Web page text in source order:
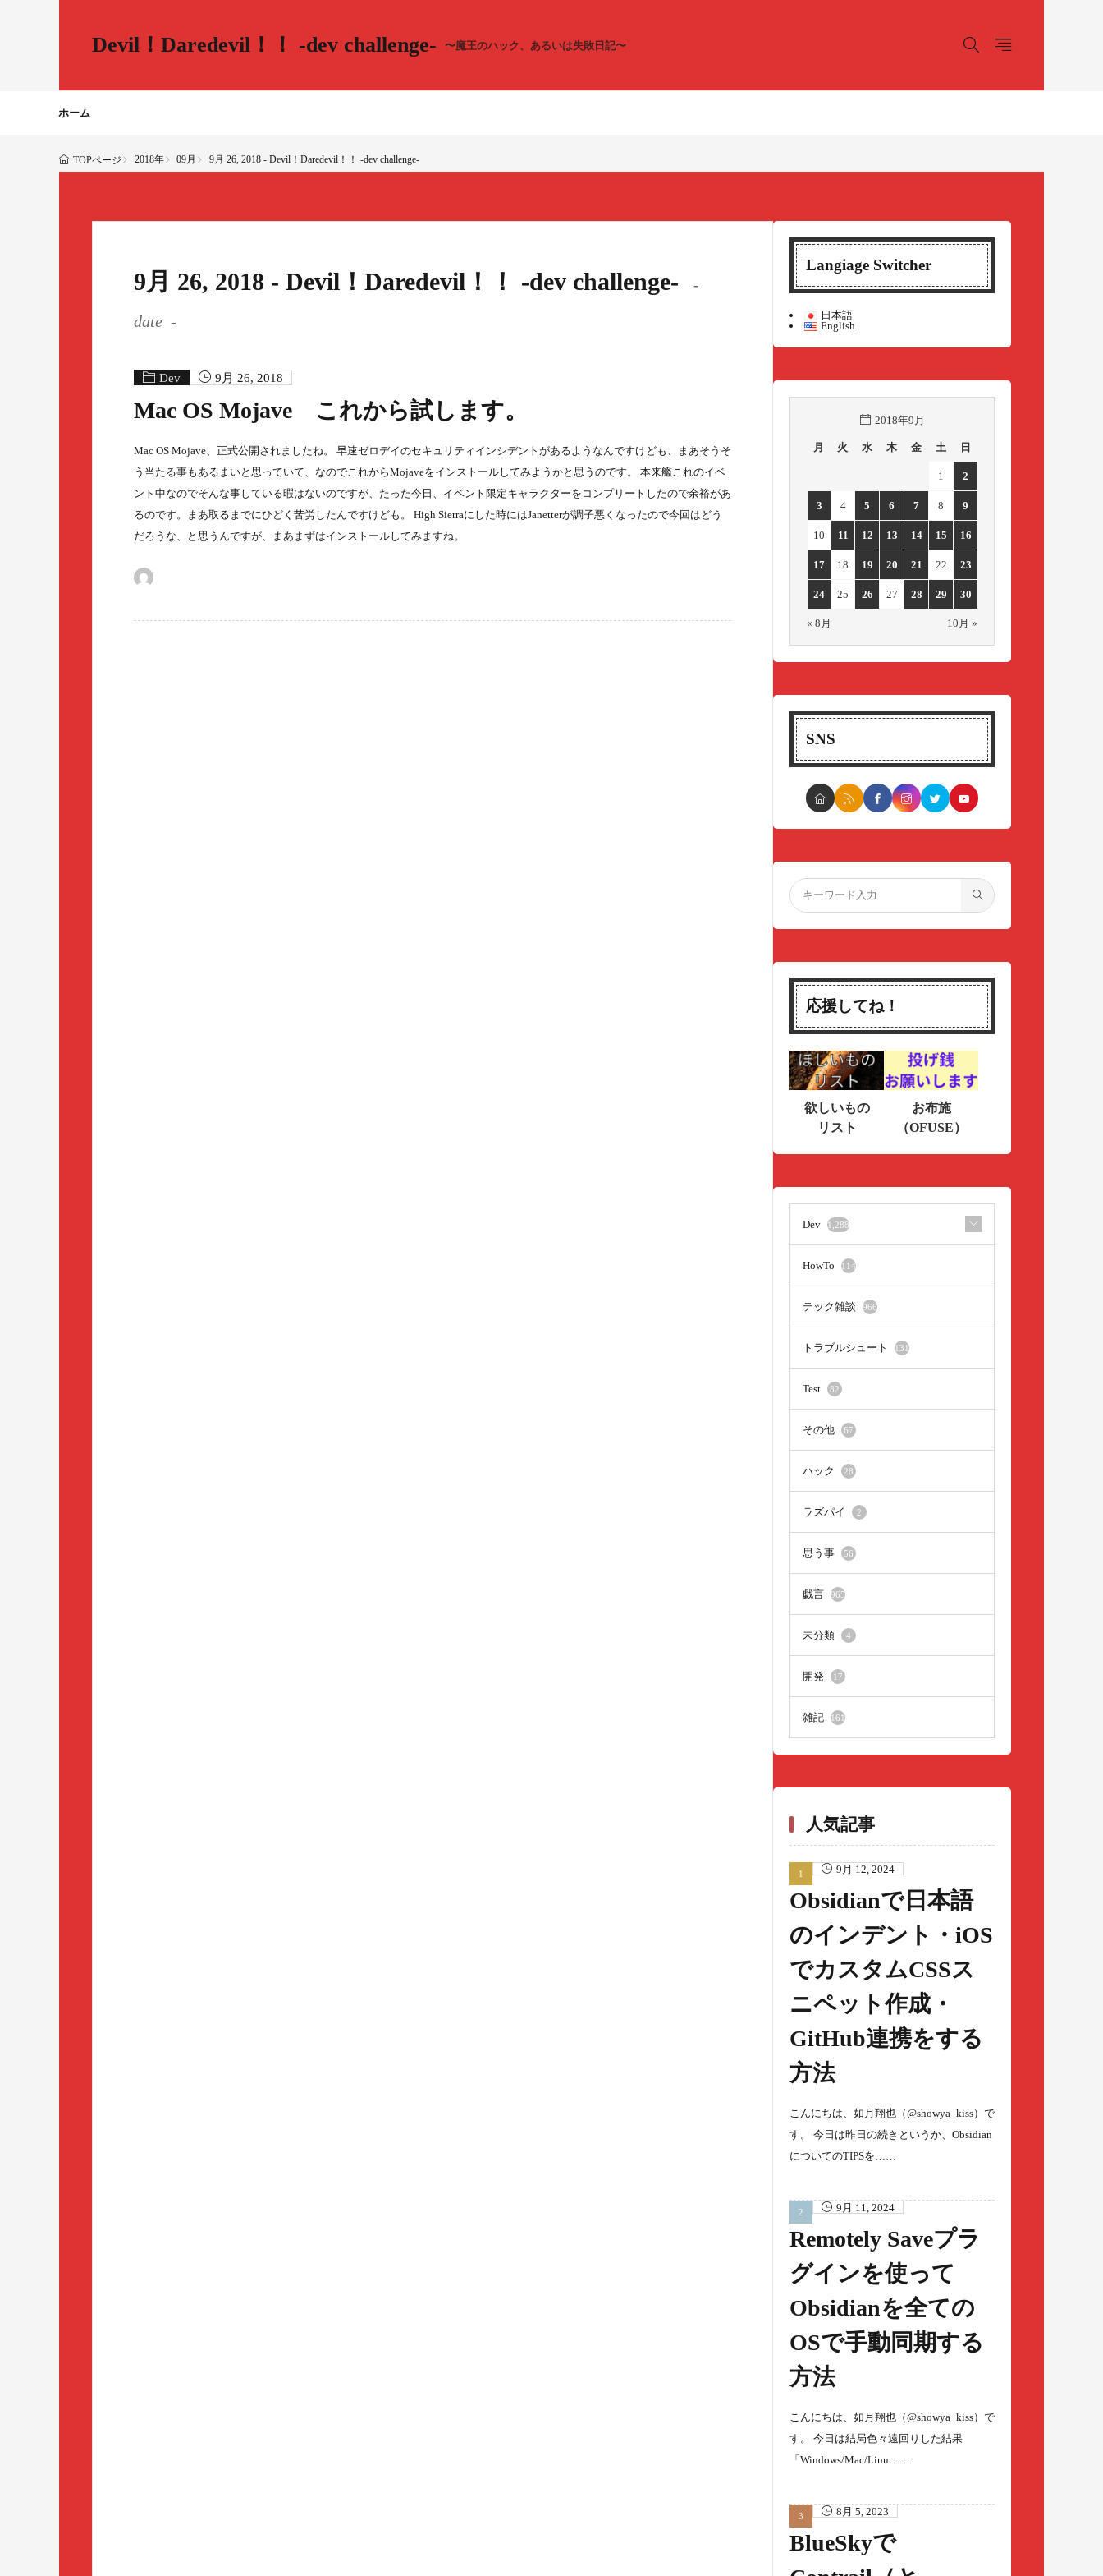
Devil！Daredevil！！ -dev challenge- 〜魔王のハック、あるいは失敗日記〜
ホーム
TOPページ 2018年 09月 9月 26, 2018 - Devil！Daredevil！！ -dev challenge-
9月 26, 2018 - Devil！Daredevil！！ -dev challenge-
date
Dev 9月 26, 2018
Mac OS Mojave これから試します。
Mac OS Mojave、正式公開されましたね。 早速ゼロデイのセキュリティインシデントがあるようなんですけども、まあそうそ
う当たる事もあるまいと思っていて、なのでこれからMojaveをインストールしてみようかと思うのです。 本来艦これのイベ
ント中なのでそんな事している暇はないのですが、たった今日、イベント限定キャラクターをコンプリートしたので余裕があ
るのです。まあ取るまでにひどく苦労したんですけども。 High Sierraにした時にはJanetterが調子悪くなったので今回はどう
だろうな、と思うんですが、まあまずはインストールしてみますね。
Langiage Switcher
日本語
English
2018年9月
月 火 水 木 金 土 日
1 2
3 4 5 6 7 8 9
10 11 12 13 14 15 16
17 18 19 20 21 22 23
24 25 26 27 28 29 30
« 8月 10月 »
SNS
応援してね！
欲しいもの
リスト
お布施
（OFUSE）
Dev 1,288
HowTo 114
テック雑談 966
トラブルシュート 131
Test 82
その他 67
ハック 28
ラズパイ 2
思う事 56
戯言 965
未分類 4
開発 17
雑記 161
人気記事
9月 12, 2024
Obsidianで日本語
のインデント・iOS
でカスタムCSSス
ニペット作成・
GitHub連携をする
方法
こんにちは、如月翔也（@showya_kiss）で
す。 今日は昨日の続きというか、Obsidian
についてのTIPSを……
9月 11, 2024
Remotely Saveプラ
グインを使って
Obsidianを全ての
OSで手動同期する
方法
こんにちは、如月翔也（@showya_kiss）で
す。 今日は結局色々遠回りした結果
「Windows/Mac/Linu……
8月 5, 2023
BlueSkyで